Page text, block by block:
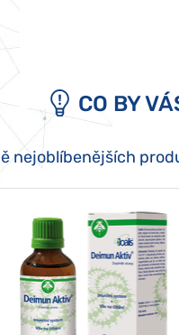
CO BY
nejoblíbenějších